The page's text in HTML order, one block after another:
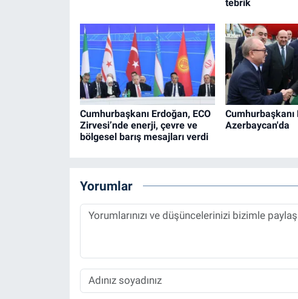
tebrik
Cumhurbaşkanı Erdoğan, ECO
Zirvesi’nde enerji, çevre ve
bölgesel barış mesajları verdi
Cumhurbaşkanı
Azerbaycan'da
Yorumlar